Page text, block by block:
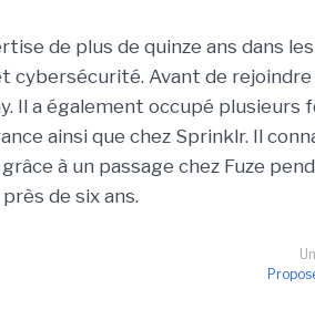
de plus de quinze ans dans les
cybersécurité. Avant de rejoindre
Il a également occupé plusieurs
ainsi que chez Sprinklr. Il
à un passage chez Fuze
de six ans.